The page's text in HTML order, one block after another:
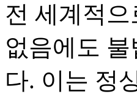
전 세계적
없음에도
다. 이는 정